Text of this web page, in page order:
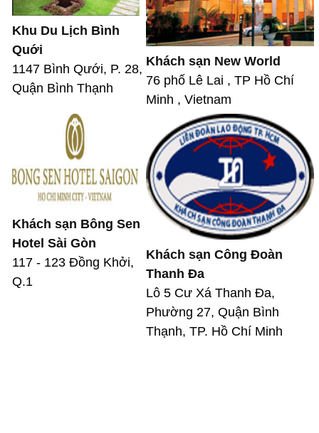
Khu Du Lịch Bình
Quới
1147 Bình Qưới, P. 28,
Quận Bình Thạnh
Khách sạn New World
76 phố Lê Lai , TP Hồ Chí
Minh , Vietnam
Khách sạn Bông Sen
Hotel Sài Gòn
117 - 123 Đồng Khởi,
Q.1
Khách sạn Công Đoàn
Thanh Đa
Lô 5 Cư Xá Thanh Đa,
Phường 27, Quận Bình
Thạnh, TP. Hồ Chí Minh